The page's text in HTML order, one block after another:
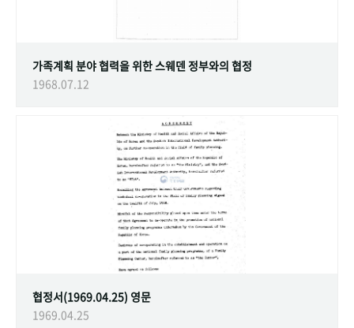
가족계획 분야 협력을 위한 스웨덴 정부와의 협정
1968.07.12
협정서(1969.04.25) 영문
1969.04.25